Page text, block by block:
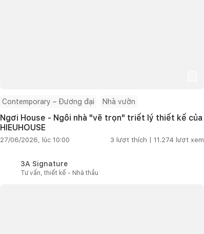
Contemporary – Đương đại Nhà vườn
Ngơi House - Ngôi nhà "vẽ trọn" triết lý thiết kế của
HIEUHOUSE
27/06/2026, lúc 10:00 3 lượt thích | 11.274 lượt xem
3A Signature
Tư vấn, thiết kế - Nhà thầu